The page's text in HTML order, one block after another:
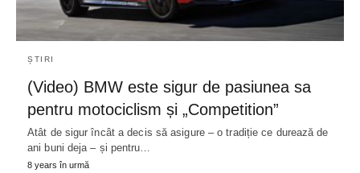
ȘTIRI
(Video) BMW este sigur de pasiunea sa
pentru motociclism și „Competition”
Atât de sigur încât a decis să asigure – o tradiție ce durează de
ani buni deja – și pentru…
8 years în urmă